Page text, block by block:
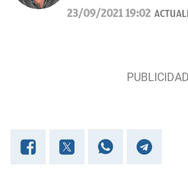
MUNDO/ Baleares
23/09/2021 19:02